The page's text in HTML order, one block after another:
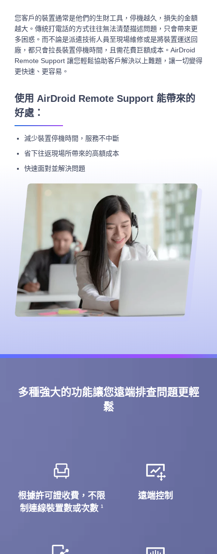
您客戶的裝置通常是他們的生財工具，停機越久，損失的金額
越大。傳統打電話的方式往往無法清楚描述問題，只會帶來更
多困惑。而不論是派遣技術人員至現場維修或是將裝置運送回
廠，都只會拉長裝置停機時間，且需花費巨額成本。AirDroid
Remote Support 讓您輕鬆協助客戶解決以上難題，讓一切變得
更快速、更容易。
使用 AirDroid Remote Support 能帶來的
好處：
減少裝置停機時間，服務不中斷
省下往返現場所帶來的高額成本
快速面對並解決問題
多種強大的功能讓您遠端排查問題更輕
鬆
根據許可證收費，不限
制連線裝置數或次數 1
遠端控制